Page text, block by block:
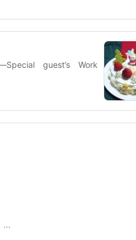
—Special guest’s Work